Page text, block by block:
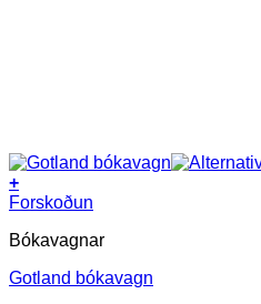
+
This
has
variants.
Forskoðun
Bókavagnar
Gotland bókavagn